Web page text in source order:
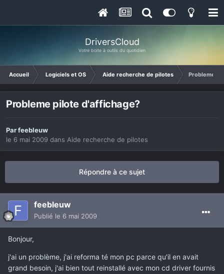
DriversCloud
Votre boite à outils du quotidien
Accueil Logiciels et OS Aide recherche de pilotes Probleme
Probleme pilote d'affichage?
Parfeebleuw
le 6 mai 2009 dans Aide recherche de pilotes
Répondre à ce sujet
feebleuw
Publié le 6 mai 2009
Bonjour,
j'ai un problème, j'ai reforma té mon pc parce qu'il en avait
grand besoin, j'ai bien tout reinstallé avec mon cd driver fournis